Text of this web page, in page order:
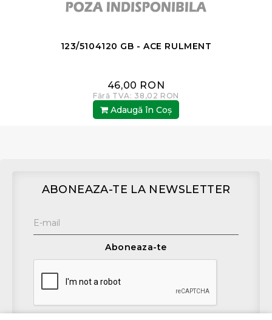
123/5104120 GB - ACE RULMENT
46,00 RON
Fără TVA: 38,02 RON
Adaugă în Coş
ABONEAZA-TE LA NEWSLETTER
Aboneaza-te